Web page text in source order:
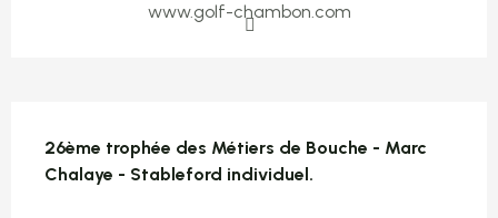
www.golf-chambon.com
26ème trophée des Métiers de Bouche - Marc
Chalaye - Stableford individuel.